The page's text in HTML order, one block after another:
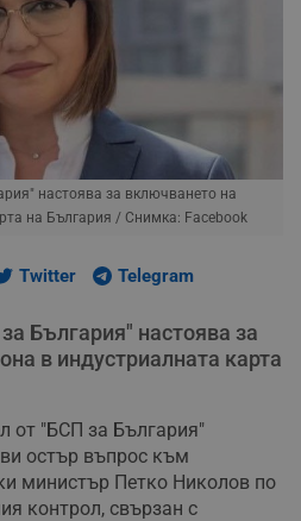
настоява за включването на
на България / Снимка: Facebook
Twitter Telegram
България" настоява за
в индустриалната карта
от "БСП за България"
остър въпрос към
министър Петко Николов по
контрол, свързан с